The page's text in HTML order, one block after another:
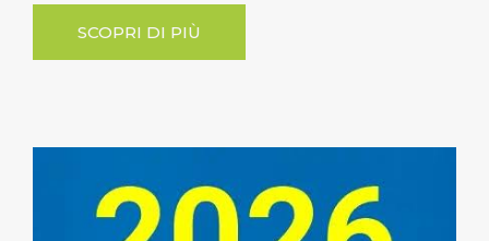
SCOPRI DI PIÙ